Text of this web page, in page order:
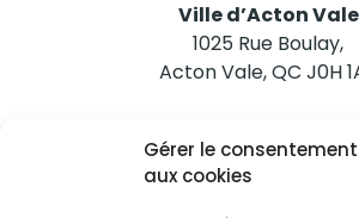
Gérer le consentement
aux cookies
Ville d’Acton Vale
1025 Rue Boulay,
Acton Vale, QC J0H
Nous joindre
Tél. 450 546-2703